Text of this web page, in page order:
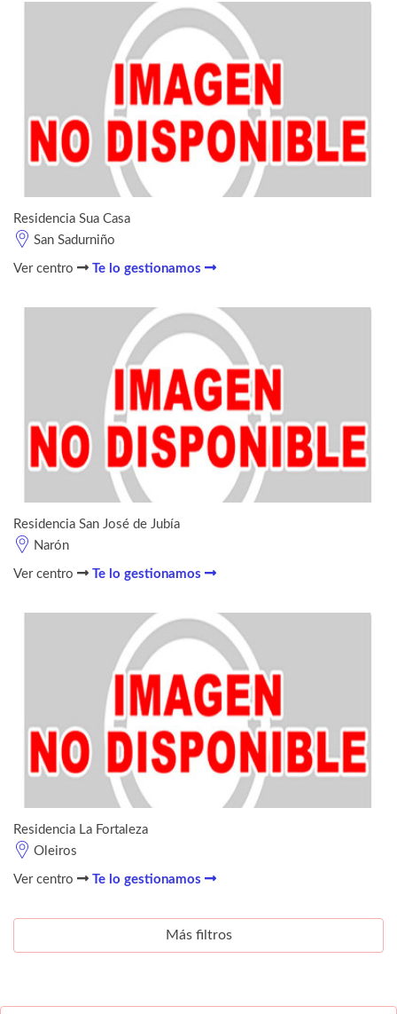
Residencia Sua Casa
San Sadurniño
Ver centro Te lo gestionamos
Residencia San José de Jubía
Narón
Ver centro Te lo gestionamos
Residencia La Fortaleza
Oleiros
Ver centro Te lo gestionamos
Más filtros